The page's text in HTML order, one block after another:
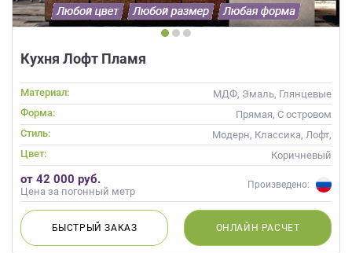
Кухня Лофт Пламя
Материал:
МДФ, Эмаль, Глянцевые
Форма:
Прямая, С островом
Стиль:
Модерн, Классика, Лофт,
Неоклассика, Современные
Цвет: Коричневый
от 42 000 руб.
Цена за погонный метр
Произведено:
БЫСТРЫЙЗАКАЗ ОНЛАЙН РАСЧЕТ